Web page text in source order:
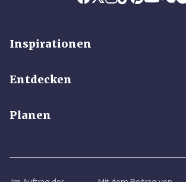
Inspirationen
Entdecken
Planen